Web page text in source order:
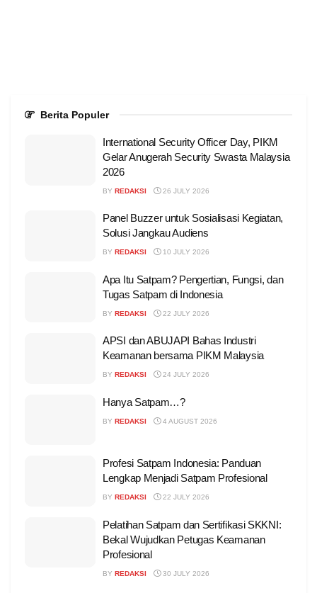
Berita Populer
International Security Officer Day, PIKM
Gelar Anugerah Security Swasta Malaysia
2026
BY REDAKSI 26 JULY 2026
Panel Buzzer untuk Sosialisasi Kegiatan,
Solusi Jangkau Audiens
BY REDAKSI 10 JULY 2026
Apa Itu Satpam? Pengertian, Fungsi, dan
Tugas Satpam di Indonesia
BY REDAKSI 22 JULY 2026
APSI dan ABUJAPI Bahas Industri
Keamanan bersama PIKM Malaysia
BY REDAKSI 24 JULY 2026
Hanya Satpam…?
BY REDAKSI 4 AUGUST 2026
Profesi Satpam Indonesia: Panduan
Lengkap Menjadi Satpam Profesional
BY REDAKSI 22 JULY 2026
Pelatihan Satpam dan Sertifikasi SKKNI:
Bekal Wujudkan Petugas Keamanan
Profesional
BY REDAKSI 30 JULY 2026